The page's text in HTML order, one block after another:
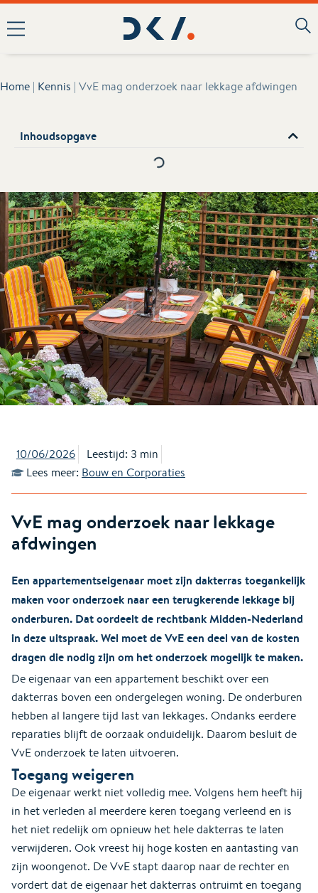
Home | Kennis | VvE mag onderzoek naar lekkage afdwingen
Inhoudsopgave
10/06/2026
Leestijd: 3 min
Lees meer: Bouw en Corporaties
VvE mag onderzoek naar lekkage
afdwingen
Een appartementseigenaar moet zijn dakterras toegankelijk
maken voor onderzoek naar een terugkerende lekkage bij
onderburen. Dat oordeelt de rechtbank Midden-Nederland
in deze uitspraak. Wel moet de VvE een deel van de kosten
dragen die nodig zijn om het onderzoek mogelijk te maken.
De eigenaar van een appartement beschikt over een
dakterras boven een ondergelegen woning. De onderburen
hebben al langere tijd last van lekkages. Ondanks eerdere
reparaties blijft de oorzaak onduidelijk. Daarom besluit de
VvE onderzoek te laten uitvoeren.
Toegang weigeren
De eigenaar werkt niet volledig mee. Volgens hem heeft hij
in het verleden al meerdere keren toegang verleend en is
het niet redelijk om opnieuw het hele dakterras te laten
verwijderen. Ook vreest hij hoge kosten en aantasting van
zijn woongenot. De VvE stapt daarop naar de rechter en
vordert dat de eigenaar het dakterras ontruimt en toegang